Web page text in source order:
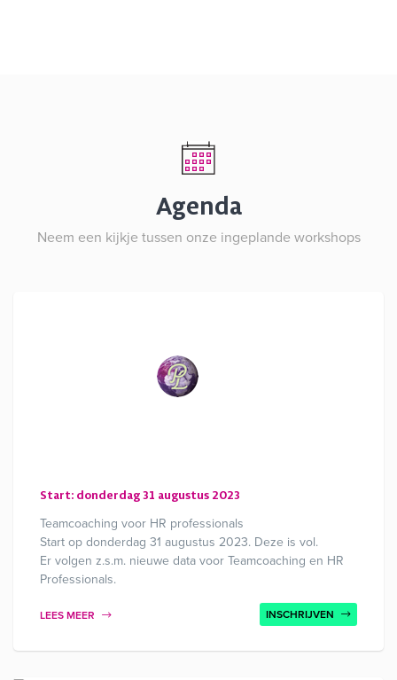
Agenda
Neem een kijkje tussen onze ingeplande workshops
Start: donderdag 31 augustus 2023
Teamcoaching voor HR professionals
Start op donderdag 31 augustus 2023. Deze is vol.
Er volgen z.s.m. nieuwe data voor Teamcoaching en HR
Professionals.
LEES MEER INSCHRIJVEN